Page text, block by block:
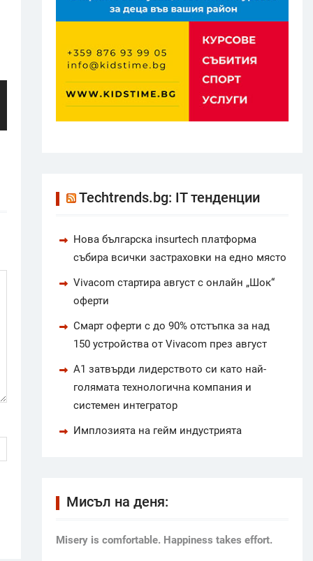
Techtrends.bg: IT тенденции
Нова българска insurtech платформа
събира всички застраховки на едно място
Vivacom стартира август с онлайн „Шок“
оферти
Смарт оферти с до 90% отстъпка за над
150 устройства от Vivacom през август
А1 затвърди лидерството си като най-
голямата технологична компания и
системен интегратор
Имплозията на гейм индустрията
Мисъл на деня:
Мisery is comfortable. Happiness takes effort.